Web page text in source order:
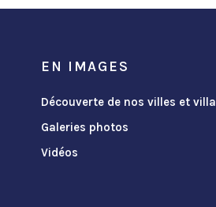
EN IMAGES
Découverte de nos villes et
Galeries photos
Vidéos